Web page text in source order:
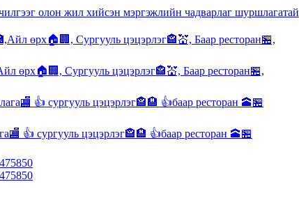
олон жил хийсэн мэргэжлийн чадварлаг шуршлагатай
өрх🏠🏢, Сургууль цэцэрлэг🏤💒, Баар ресторан🏪,
👍 сургууль цэцэрлэг🏤🏨 👍баар ресторан 🕋🏪